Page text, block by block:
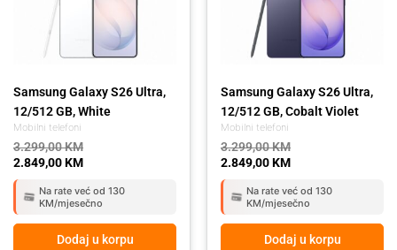
Mobilni telefoni
Samsung Galaxy S26 Ultra,
12/512 GB, White
3.299,00KM
2.849,00KM
Na rate već od 130
KM/mjesečno
Dodaj u korpu
Mobilni telefoni
Samsung Galaxy S26 Ultra,
12/512 GB, Cobalt Violet
3.299,00KM
2.849,00KM
Na rate već od 130
KM/mjesečno
Dodaj u korpu